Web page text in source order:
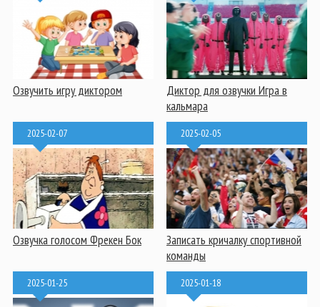
Озвучить игру диктором
Диктор для озвучки Игра в
кальмара
2025-02-07
Озвучка голосом Фрекен Бок
2025-02-05
Записать кричалку спортивной
команды
2025-01-25 2025-01-18